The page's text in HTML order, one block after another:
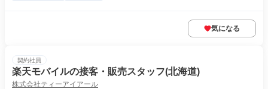
気になる
契約社員
楽天モバイルの接客・販売スタッフ(北海道)
株式会社ティーアイアール